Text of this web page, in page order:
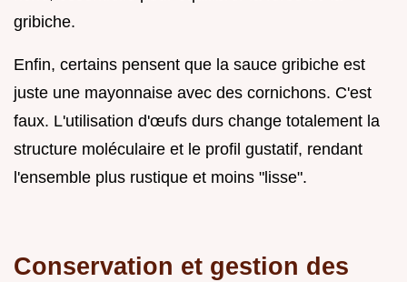
gribiche.
Enfin, certains pensent que la sauce gribiche est
juste une mayonnaise avec des cornichons. C'est
faux. L'utilisation d'œufs durs change totalement la
structure moléculaire et le profil gustatif, rendant
l'ensemble plus rustique et moins "lisse".
Conservation et gestion des